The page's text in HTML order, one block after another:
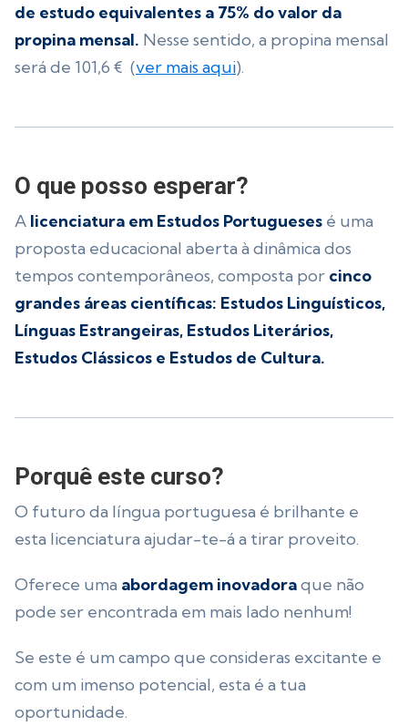
de estudo equivalentes a 75% do valor da
propina mensal. Nesse sentido, a propina mensal
será de 101,6 € (ver mais aqui).
O que posso esperar?
A licenciatura em Estudos Portugueses é uma
proposta educacional aberta à dinâmica dos
tempos contemporâneos, composta por cinco
grandes áreas científicas: Estudos Linguísticos,
Línguas Estrangeiras, Estudos Literários,
Estudos Clássicos e Estudos de Cultura.
Porquê este curso?
O futuro da língua portuguesa é brilhante e
esta licenciatura ajudar-te-á a tirar proveito.
Oferece uma abordagem inovadoraque não
pode ser encontrada em mais lado nenhum!
Se este é um campo que consideras excitante e
com um imenso potencial, esta é a tua
oportunidade.